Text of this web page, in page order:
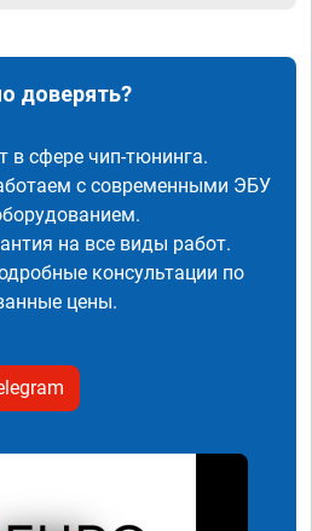
доверять?
в сфере чип-тюнинга.
с современными ЭБУ
на все виды работ.
консультации по
цены.